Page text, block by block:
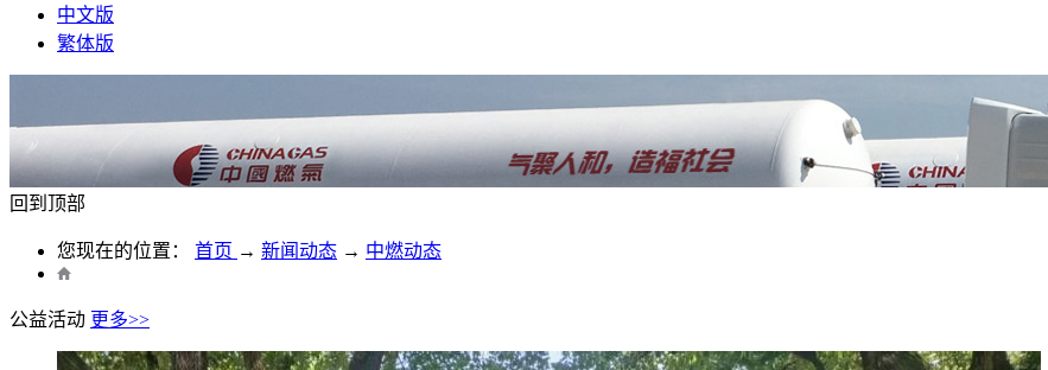
中文版
繁体版
回到顶部
您现在的位置： 首页 → 新闻动态 → 中燃动态
公益活动 更多>>